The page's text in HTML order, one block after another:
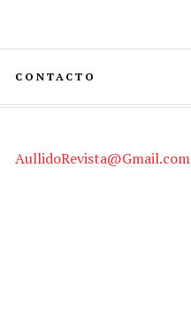
CONTACTO
AullidoRevista@Gmail.com